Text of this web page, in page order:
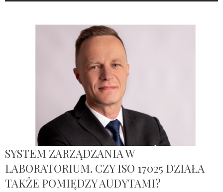
SYSTEM ZARZĄDZANIA W
LABORATORIUM. CZY ISO 17025 DZIAŁA
TAKŻE POMIĘDZY AUDYTAMI?